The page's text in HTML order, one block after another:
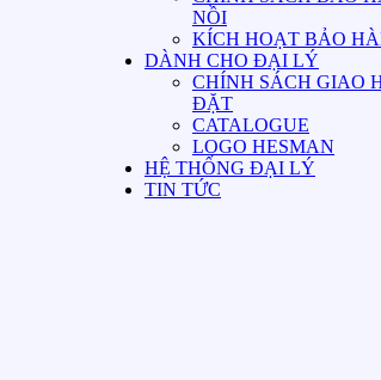
NỒI
KÍCH HOẠT BẢO
DÀNH CHO ĐẠI LÝ
CHÍNH SÁCH GIAO
ĐẶT
CATALOGUE
LOGO HESMAN
HỆ THỐNG ĐẠI LÝ
TIN TỨC